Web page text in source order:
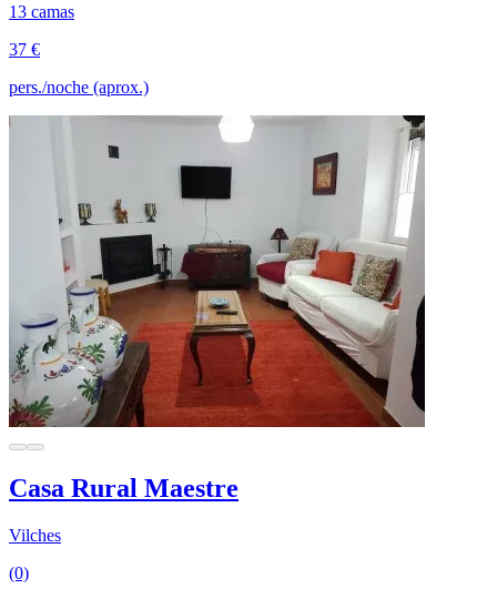
13 camas
37 €
pers./noche (aprox.)
Casa Rural Maestre
Vilches
(0)